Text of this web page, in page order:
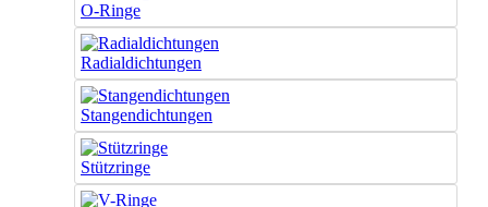
O-Ringe
Radialdichtungen
Stangendichtungen
Stützringe